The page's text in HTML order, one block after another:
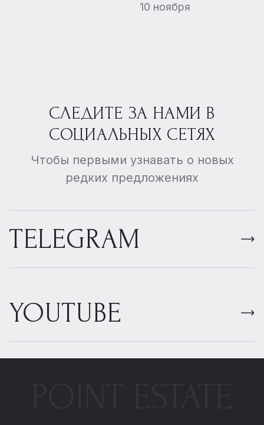
10 ноября
СЛЕДИТЕ ЗА НАМИ В
СОЦИАЛЬНЫХ СЕТЯХ
Чтобы первыми узнавать о новых
редких предложениях
TELEGRAM
YOUTUBE